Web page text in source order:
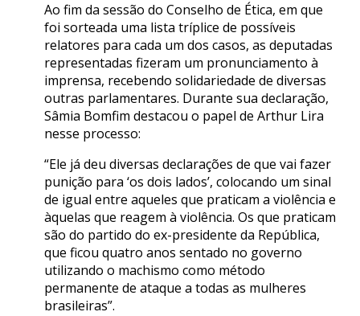
Ao fim da sessão do Conselho de Ética, em que
foi sorteada uma lista tríplice de possíveis
relatores para cada um dos casos, as deputadas
representadas fizeram um pronunciamento à
imprensa, recebendo solidariedade de diversas
outras parlamentares. Durante sua declaração,
Sâmia Bomfim destacou o papel de Arthur Lira
nesse processo:
“Ele já deu diversas declarações de que vai fazer
punição para ‘os dois lados’, colocando um sinal
de igual entre aqueles que praticam a violência e
àquelas que reagem à violência. Os que praticam
são do partido do ex-presidente da República,
que ficou quatro anos sentado no governo
utilizando o machismo como método
permanente de ataque a todas as mulheres
brasileiras”.